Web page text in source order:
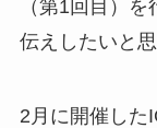
（第1回目）
伝えしたいと思
2月に開催した